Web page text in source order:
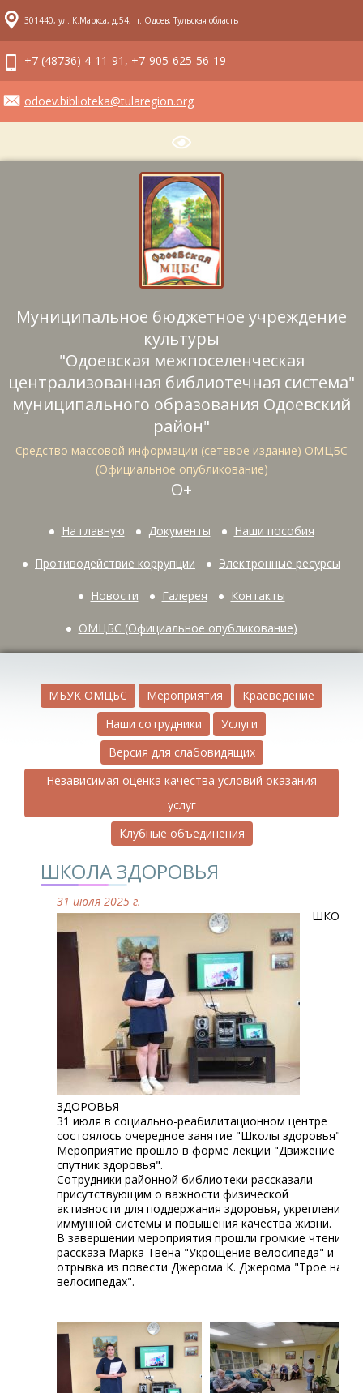
301440, ул. К.Маркса, д.54, п. Одоев, Тульская область
+7 (48736) 4-11-91, +7-905-625-56-19
odoev.biblioteka@tularegion.org
Муниципальное бюджетное учреждение
культуры
"Одоевская межпоселенческая
централизованная библиотечная система"
муниципального образования Одоевский
район"
Средство массовой информации (сетевое издание) ОМЦБС
(Официальное опубликование)
О+
На главную Документы Наши пособия
Противодействие коррупции Электронные ресурсы
Новости Галерея Контакты
ОМЦБС (Официальное опубликование)
МБУК ОМЦБС Мероприятия
Краеведение
Наши сотрудники
Услуги
Версия для слабовидящих
Независимая оценка качества условий оказания
услуг
Клубные объединения
ШКОЛА ЗДОРОВЬЯ
31 июля 2025 г.
ШКОЛА
ЗДОРОВЬЯ
31 июля в социально-реабилитационном центре
состоялось очередное занятие "Школы здоровья".
Мероприятие прошло в форме лекции "Движение -
спутник здоровья".
Сотрудники районной библиотеки рассказали
присутствующим о важности физической
активности для поддержания здоровья, укрепления
иммунной системы и повышения качества жизни.
В завершении мероприятия прошли громкие чтения
рассказа Марка Твена "Укрощение велосипеда" и
отрывка из повести Джерома К. Джерома "Трое на
велосипедах".